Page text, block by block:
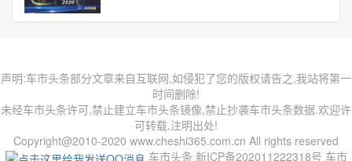
声明:车市头条部分文章来自互联网,如侵犯了您的版权请告之,我站将第一
时间删除!
未经车市头条许可,禁止建立车市头条镜像,禁止抄袭车市头条数据.欢迎许
可转载,注明出处!
Copyright@2010-2020 www.cheshi365.com.cn All rights reserved
车市头条 新ICP备202011222318号 车市